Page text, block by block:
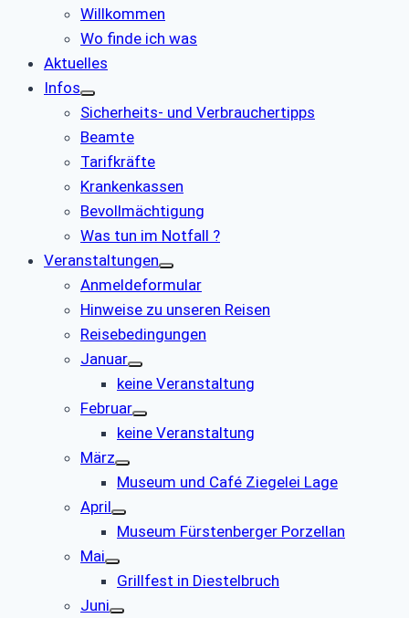
Willkommen
Wo finde ich was
Aktuelles
Infos
Sicherheits- und Verbrauchertipps
Beamte
Tarifkräfte
Krankenkassen
Bevollmächtigung
Was tun im Notfall ?
Veranstaltungen
Anmeldeformular
Hinweise zu unseren Reisen
Reisebedingungen
Januar
keine Veranstaltung
Februar
keine Veranstaltung
März
Museum und Café Ziegelei Lage
April
Museum Fürstenberger Porzellan
Mai
Grillfest in Diestelbruch
Juni